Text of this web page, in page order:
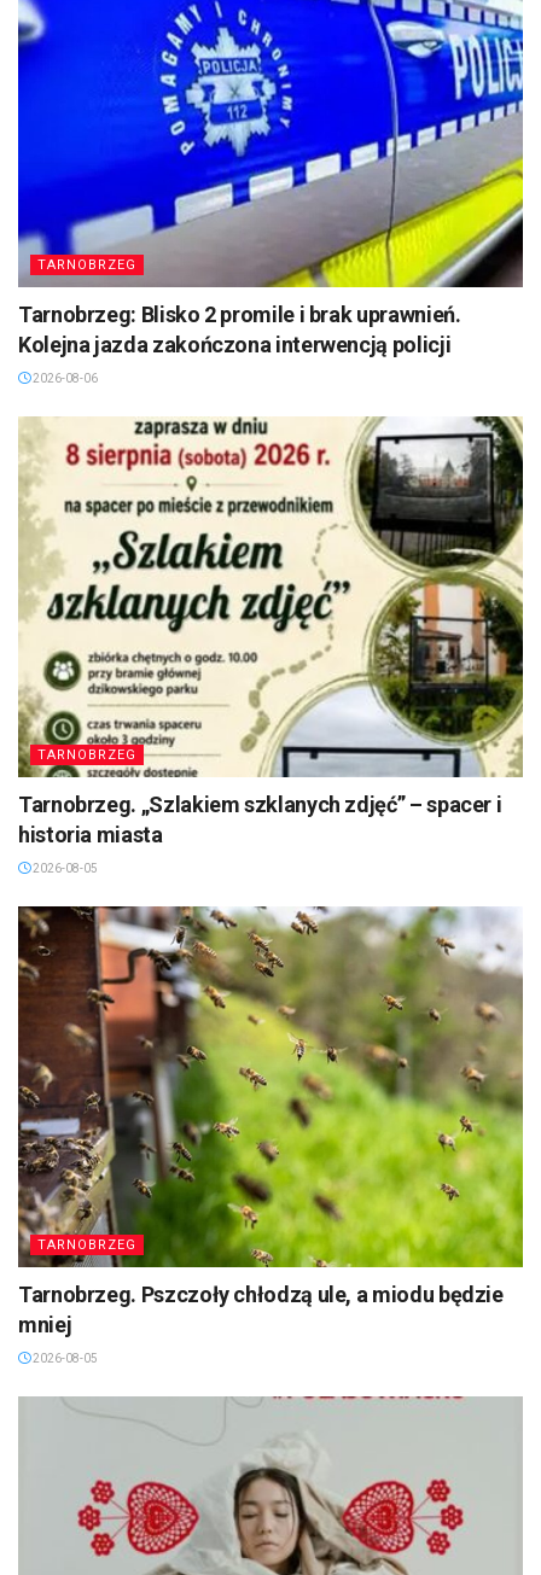
TARNOBRZEG
Tarnobrzeg: Blisko 2 promile i brak uprawnień.
Kolejna jazda zakończona interwencją policji
2026-08-06
TARNOBRZEG
Tarnobrzeg. „Szlakiem szklanych zdjęć” – spacer i
historia miasta
2026-08-05
TARNOBRZEG
Tarnobrzeg. Pszczoły chłodzą ule, a miodu będzie
mniej
2026-08-05